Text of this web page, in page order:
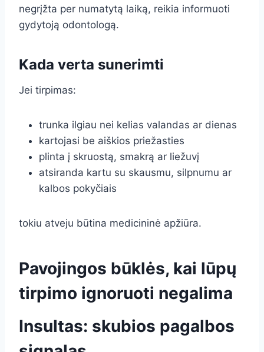
negrįžta per numatytą laiką, reikia informuoti
gydytoją odontologą.
Kada verta sunerimti
Jei tirpimas:
trunka ilgiau nei kelias valandas ar dienas
kartojasi be aiškios priežasties
plinta į skruostą, smakrą ar liežuvį
atsiranda kartu su skausmu, silpnumu ar
kalbos pokyčiais
tokiu atveju būtina medicininė apžiūra.
Pavojingos būklės, kai lūpų
tirpimo ignoruoti negalima
Insultas: skubios pagalbos